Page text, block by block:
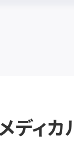
ディカ